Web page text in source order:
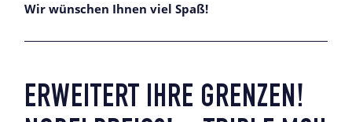
Wir wünschen Ihnen viel Spaß!
ERWEITERT IHRE GRENZEN!